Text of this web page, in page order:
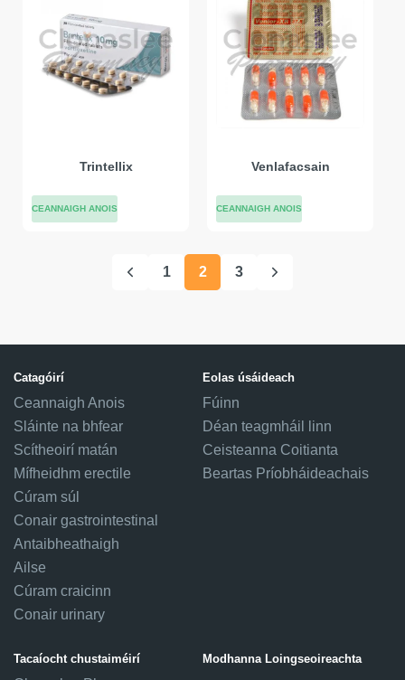
Trintellix
CEANNAIGH ANOIS
Venlafacsain
CEANNAIGH ANOIS
1 2 3
Catagóirí
Ceannaigh Anois
Sláinte na bhfear
Scítheoirí matán
Mífheidhm erectile
Cúram súl
Conair gastrointestinal
Antaibheathaigh
Ailse
Cúram craicinn
Conair urinary
Eolas úsáideach
Fúinn
Déan teagmháil linn
Ceisteanna Coitianta
Beartas Príobháideachais
Tacaíocht chustaiméirí Modhanna Loingseoireachta